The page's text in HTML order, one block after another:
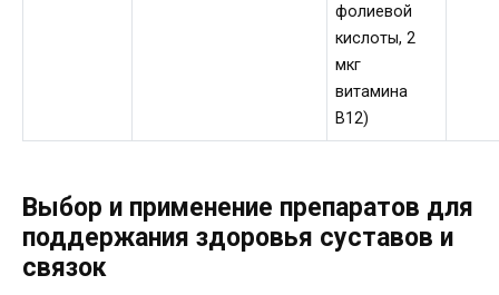
фолиевой
кислоты, 2
мкг
витамина
В12)
Выбор и применение препаратов для
поддержания здоровья суставов и
связок